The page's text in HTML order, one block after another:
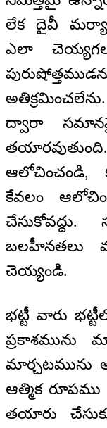
లేక దైవీ
ఎలా
ద్వారా
ఆలోచించండి,
కేవలం
చేసుకోవద్దు.
బలహీనతలు
చెయ్యండి.
భట్టీ వారు
ప్రకాశమును
మార్చటమును
ఆత్మిక
తయారు